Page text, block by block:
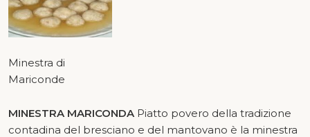
Minestra di
Mariconde
MINESTRA MARICONDA Piatto povero della tradizione
contadina del bresciano e del mantovano è la minestra